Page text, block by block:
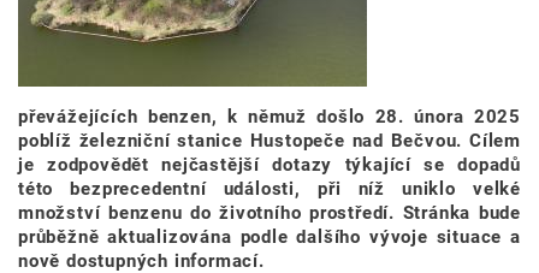
převážejících benzen, k němuž došlo 28. února 2025
poblíž železniční stanice Hustopeče nad Bečvou. Cílem
je zodpovědět nejčastější dotazy týkající se dopadů
této bezprecedentní události, při níž uniklo velké
množství benzenu do životního prostředí. Stránka bude
průběžně aktualizována podle dalšího vývoje situace a
nově dostupných informací.